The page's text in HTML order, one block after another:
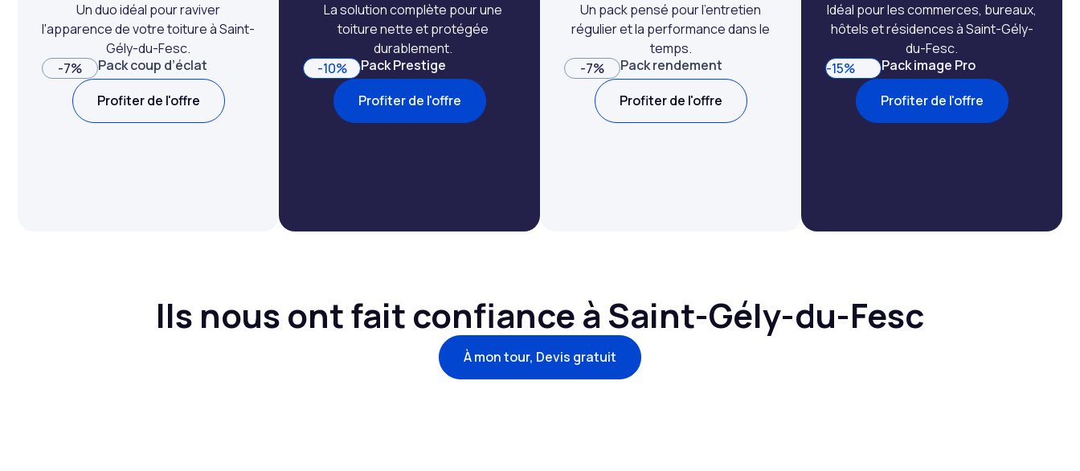
Un duo idéal pour raviver
l'apparence de votre toiture à Saint-
Gély-du-Fesc.
-7%
Pack coup d’éclat
Profiter de l'offre
La solution complète pour une
toiture nette et protégée
durablement.
-10%
Pack Prestige
Profiter de l'offre
Un pack pensé pour l'entretien
régulier et la performance dans le
temps.
-7%
Pack rendement
Profiter de l'offre
Idéal pour les commerces, bureaux,
hôtels et résidences à Saint-Gély-
du-Fesc.
-15%
Pack image Pro
Profiter de l'offre
Ils nous ont fait confiance à Saint-Gély-du-Fesc
À mon tour, Devis gratuit